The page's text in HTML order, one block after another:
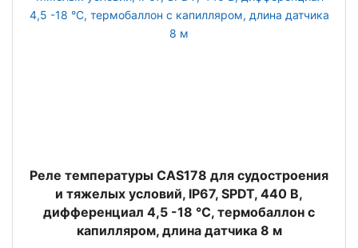
Реле температуры CAS178 для судостроения
и тяжелых условий, IP67, SPDT, 440 В,
дифференциал 4,5 -18 °C, термобаллон с
капилляром, длина датчика 8 м